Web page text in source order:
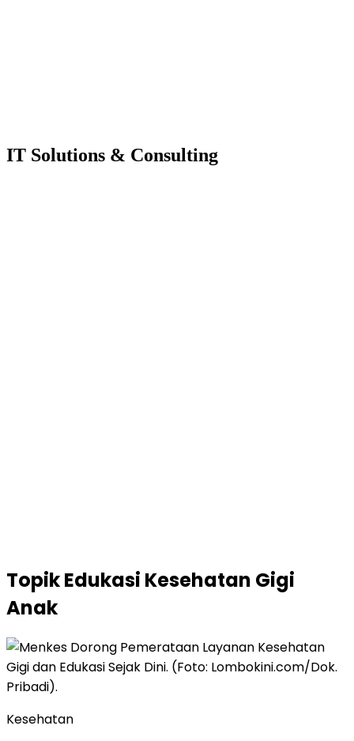
IT Solutions & Consulting
TopikEdukasi Kesehatan Gigi
Anak
Kesehatan